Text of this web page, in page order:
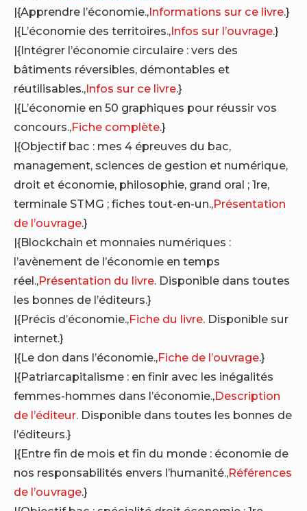
|{Apprendre l’économie.,Informations sur ce livre.}
|{L’économie des territoires.,Infos sur l’ouvrage.}
|{Intégrer l’économie circulaire : vers des
bâtiments réversibles, démontables et
réutilisables.,Infos sur ce livre.}
|{L’économie en 50 graphiques pour réussir vos
concours.,Fiche complète.}
|{Objectif bac : mes 4 épreuves du bac,
management, sciences de gestion et numérique,
droit et économie, philosophie, grand oral ; 1re,
terminale STMG ; fiches tout-en-un.,Présentation
de l’ouvrage.}
|{Blockchain et monnaies numériques :
l’avènement de l’économie en temps
réel.,Présentation du livre. Disponible dans toutes
les bonnes de l’éditeurs.}
|{Précis d’économie.,Fiche du livre. Disponible sur
internet.}
|{Le don dans l’économie.,Fiche de l’ouvrage.}
|{Patriarcapitalisme : en finir avec les inégalités
femmes-hommes dans l’économie.,Description
de l’éditeur. Disponible dans toutes les bonnes de
l’éditeurs.}
|{Entre fin de mois et fin du monde : économie de
nos responsabilités envers l’humanité.,Références
de l’ouvrage.}